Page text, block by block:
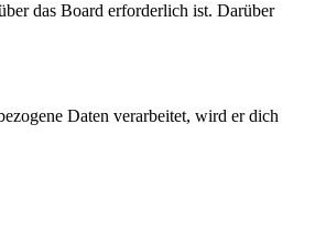
das Board erforderlich ist. Darüber
Daten verarbeitet, wird er dich